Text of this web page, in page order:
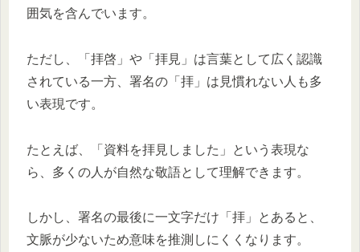
囲気を含んでいます。
ただし、「拝啓」や「拝見」は言葉として広く認識
されている一方、署名の「拝」は見慣れない人も多
い表現です。
たとえば、「資料を拝見しました」という表現な
ら、多くの人が自然な敬語として理解できます。
しかし、署名の最後に一文字だけ「拝」とあると、
文脈が少ないため意味を推測しにくくなります。